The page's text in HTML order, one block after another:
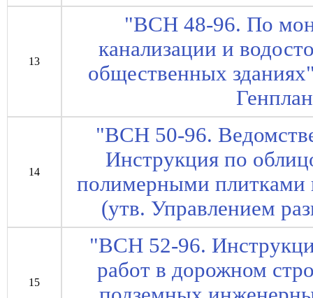
13
"ВСН 48-96. По
канализации и
общественных
14
"ВСН 50-96.
Инструкция по
полимерными плитками
(утв. Управлением
15
"ВСН 52-96.
работ в дорожном